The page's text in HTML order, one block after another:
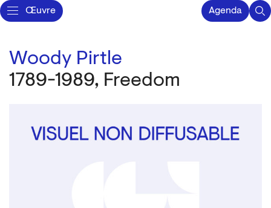
Œuvre Agenda
Woody Pirtle
1789-1989, Freedom